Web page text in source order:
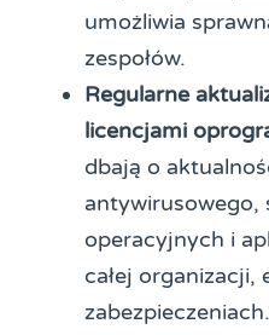
umożliwia
zespołów.
Regularne
licencjami
dbają o
antywirusowego,
operacyjnych i
całej organizacji,
zabezpieczeniach.